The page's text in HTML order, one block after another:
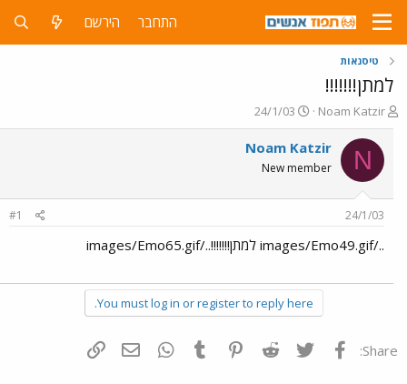
התחבר הירשם
טיסנאות
למתן!!!!!!!
פ
ו
ת
ח
ה
ש
Noam Katzir
פ
ו
ר
ם
ר
24/1/03
N
Noam Katzir
New member
24/1/03
#1
../images/Emo49.gif למתן!!!!!!!../images/Emo65.gif
You must log in or register to reply here.
Share: פייסבוק Twitter
Reddit
Pinterest
Tumblr
WhatsAppדואר אלקטרוני